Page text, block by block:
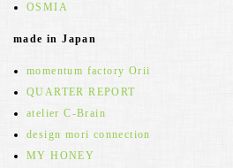
OSMIA
made in Japan
momentum factory Orii
QUARTER REPORT
atelier C-Brain
design mori connection
MY HONEY